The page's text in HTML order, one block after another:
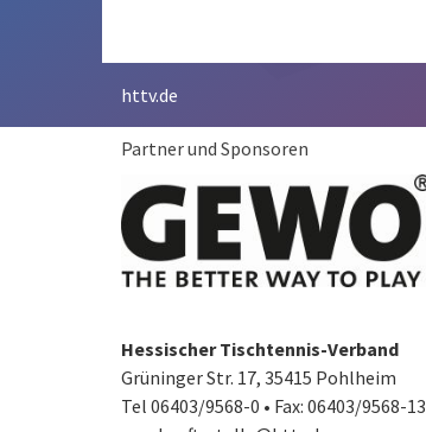
httv.de
Partner und Sponsoren
Hessischer Tischtennis-Verband
Grüninger Str. 17, 35415 Pohlheim
Tel 06403/9568-0 • Fax: 06403/9568-13